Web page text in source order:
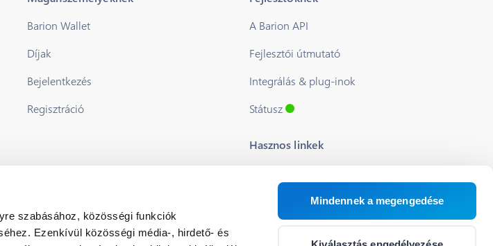
szabásához, közösségi funkciók
Ezenkívül közösségi média-, hirdető- és
Mindennek a megengedése
Barion Wallet
Díjak
Bejelentkezés
Regisztráció
A Barion API
Fejlesztői útmutató
Integrálás & plug-inok
Státusz
Hasznos linkek